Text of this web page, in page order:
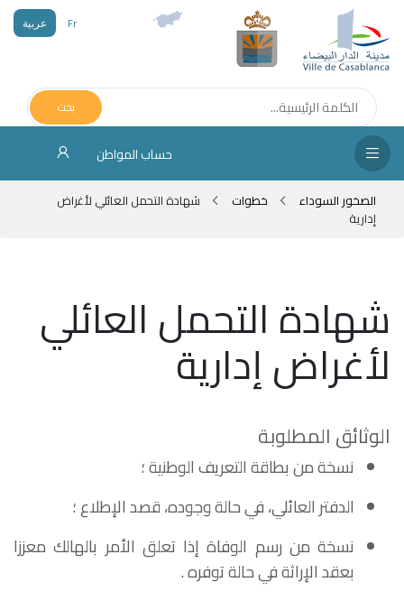
Fr عربية
بحث
حساب المواطن
الصخور السوداء خطوات
شهادة التحمل العائلي لأغراض
إدارية
شهادة التحمل العائلي
لأغراض إدارية
الوثائق المطلوبة
نسخة من بطاقة التعريف الوطنية ؛
الدفتر العائلي، في حالة وجوده، قصد الإطلاع ؛
نسخة من رسم الوفاة إذا تعلق الأمر بالهالك معززا
بعقد الإراثة في حالة توفره .